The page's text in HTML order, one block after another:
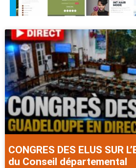
CONGRES DES ELUS SUR
du Conseil départemental